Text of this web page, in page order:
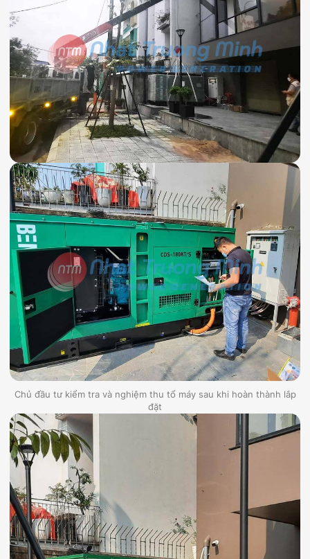
Chủ đầu tư kiểm tra và nghiệm thu tổ máy sau khi hoàn thành lắp
đặt